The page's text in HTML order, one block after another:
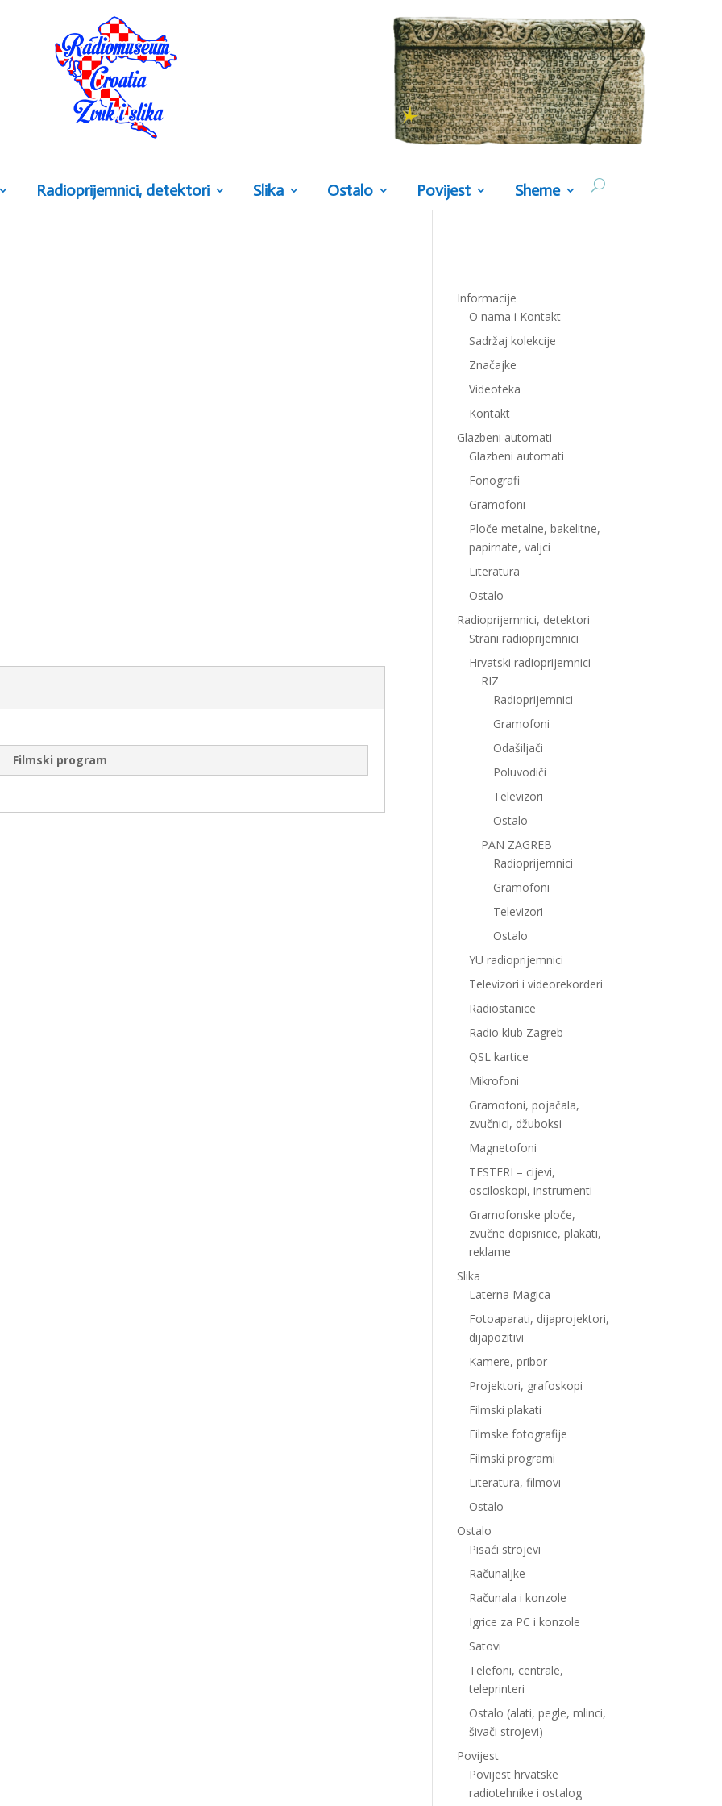
Radioprijemnici, detektori Slika Ostalo Povijest Sheme
Filmski program
Informacije
O nama i Kontakt
Sadržaj kolekcije
Značajke
Videoteka
Kontakt
Glazbeni automati
Glazbeni automati
Fonografi
Gramofoni
Ploče metalne, bakelitne,
papirnate, valjci
Literatura
Ostalo
Radioprijemnici, detektori
Strani radioprijemnici
Hrvatski radioprijemnici
RIZ
Radioprijemnici
Gramofoni
Odašiljači
Poluvodiči
Televizori
Ostalo
PAN ZAGREB
Radioprijemnici
Gramofoni
Televizori
Ostalo
YU radioprijemnici
Televizori i videorekorderi
Radiostanice
Radio klub Zagreb
QSL kartice
Mikrofoni
Gramofoni, pojačala,
zvučnici, džuboksi
Magnetofoni
TESTERI – cijevi,
osciloskopi, instrumenti
Gramofonske ploče,
zvučne dopisnice, plakati,
reklame
Slika
Laterna Magica
Fotoaparati, dijaprojektori,
dijapozitivi
Kamere, pribor
Projektori, grafoskopi
Filmski plakati
Filmske fotografije
Filmski programi
Literatura, filmovi
Ostalo
Ostalo
Pisaći strojevi
Računaljke
Računala i konzole
Igrice za PC i konzole
Satovi
Telefoni, centrale,
teleprinteri
Ostalo (alati, pegle, mlinci,
šivači strojevi)
Povijest
Povijest hrvatske
radiotehnike i ostalog